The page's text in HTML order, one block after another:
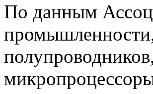
По данным